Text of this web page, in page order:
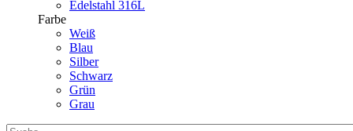
Edelstahl 316L
Farbe
Weiß
Blau
Silber
Schwarz
Grün
Grau